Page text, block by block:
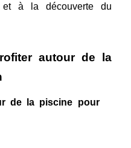
et à la découverte du
autour de la
de la piscine pour